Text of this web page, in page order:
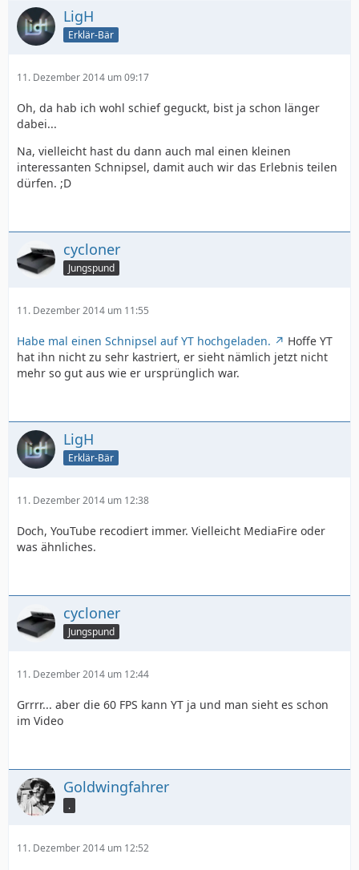
LigH
Erklär-Bär
11. Dezember 2014 um 09:17
Oh, da hab ich wohl schief geguckt, bist ja schon länger
dabei...
Na, vielleicht hast du dann auch mal einen kleinen
interessanten Schnipsel, damit auch wir das Erlebnis teilen
dürfen. ;D
cycloner
Jungspund
11. Dezember 2014 um 11:55
Habe mal einen Schnipsel auf YT hochgeladen.
Hoffe YT
hat ihn nicht zu sehr kastriert, er sieht nämlich jetzt nicht
mehr so gut aus wie er ursprünglich war.
LigH
Erklär-Bär
11. Dezember 2014 um 12:38
Doch, YouTube recodiert immer. Vielleicht MediaFire oder
was ähnliches.
cycloner
Jungspund
11. Dezember 2014 um 12:44
Grrrr... aber die 60 FPS kann YT ja und man sieht es schon
im Video
Goldwingfahrer
.
11. Dezember 2014 um 12:52